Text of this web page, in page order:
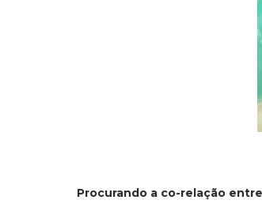
Procurando a co-relação